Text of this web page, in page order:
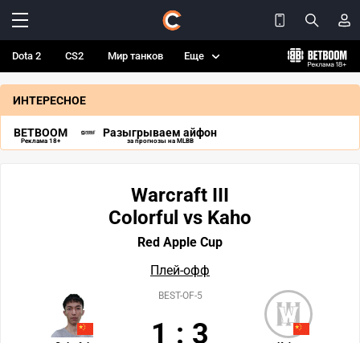
Dota 2 CS2 Мир танков Еще
ИНТЕРЕСНОЕ
BETBOOM
Реклама 18+
Разыгрываем айфон
за прогнозы на MLBB
Warcraft III
Colorful vs Kaho
Red Apple Cup
Плей-офф
BEST-OF-5
1 : 3